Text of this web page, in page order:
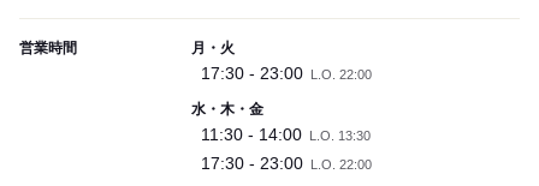
営業時間 月・火
17:30 - 23:00 L.O. 22:00
水・木・金
11:30 - 14:00 L.O. 13:30
17:30 - 23:00 L.O. 22:00